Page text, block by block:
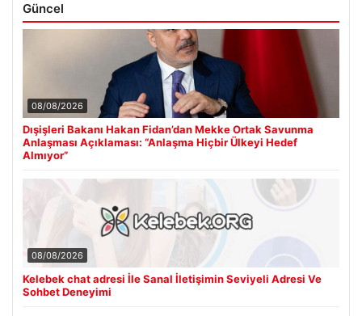
Güncel
08/08/2026
Dışişleri Bakanı Hakan Fidan’dan Mekke Ortak Savunma
Anlaşması Açıklaması: “Anlaşma Hiçbir Ülkeyi Hedef
Almıyor”
08/08/2026
Kelebek chat adresi İle Sanal İletişimin Seviyeli Adresi Ve
Sohbet Deneyimi